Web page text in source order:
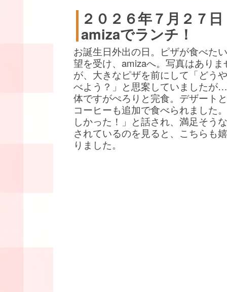
２０２６年７月２７日
amizaでランチ！
お誕生日外出の日。ピザが食べた
望を受け、amizaへ。写真はありま
が、大きなピザを前にして「どう
べよう？」と思案していましたが
体ですがぺろりと完食。デザート
コーヒーも追加で食べられました
しかった！」と話され、満足そう
されているのを見ると、こちらも
りました。